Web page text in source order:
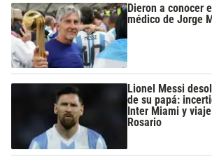
Dieron a conocer
médico de Jorge
Lionel Messi
de su papá:
Inter Miami y
Rosario